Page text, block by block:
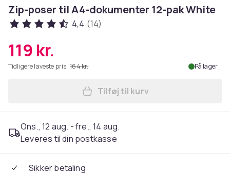
Zip-poser til A4-dokumenter 12-pak White
4,4 (14)
119 kr.
Tidligere laveste pris: 164 kr. På lager
Læg Zip-poser til A4-
Tilføj til kurv
Ons., 12 aug. - fre., 14 aug.
Leveres til din postkasse
Sikker betaling